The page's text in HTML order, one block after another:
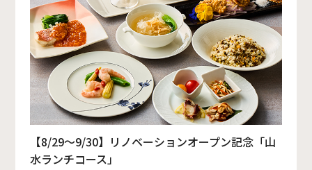
【8/29～9/30】リノベーションオープン記念「山
水ランチコース」